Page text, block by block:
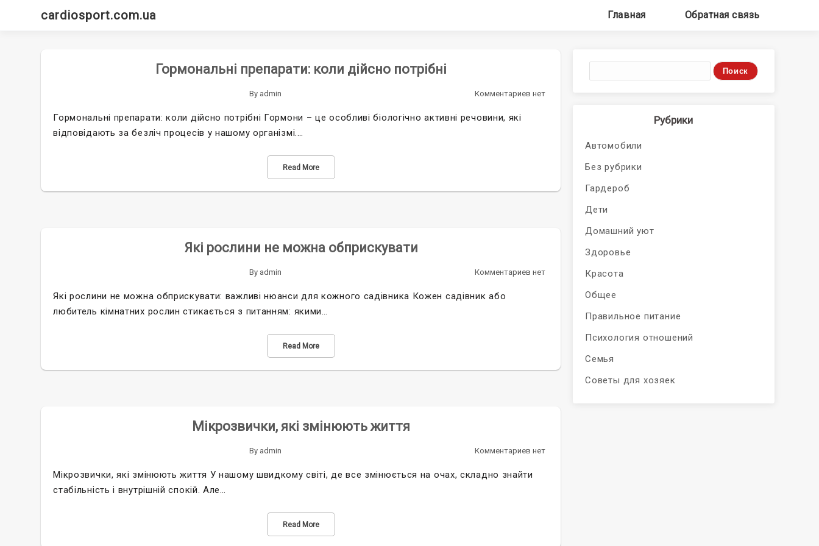
cardiosport.com.ua Главная Обратная связь
Гормональні препарати: коли дійсно потрібні
By admin Комментариев нет
Гормональні препарати: коли дійсно потрібні Гормони – це особливі біологічно активні речовини, які
відповідають за безліч процесів у нашому організмі.…
Read More
Які рослини не можна обприскувати
By admin Комментариев нет
Які рослини не можна обприскувати: важливі нюанси для кожного садівника Кожен садівник або
любитель кімнатних рослин стикається з питанням: якими…
Read More
Мікрозвички, які змінюють життя
By admin Комментариев нет
Мікрозвички, які змінюють життя У нашому швидкому світі, де все змінюється на очах, складно знайти
стабільність і внутрішній спокій. Але…
Read More
Рубрики
Автомобили
Без рубрики
Гардероб
Дети
Домашний уют
Здоровье
Красота
Общее
Правильное питание
Психология отношений
Семья
Советы для хозяек